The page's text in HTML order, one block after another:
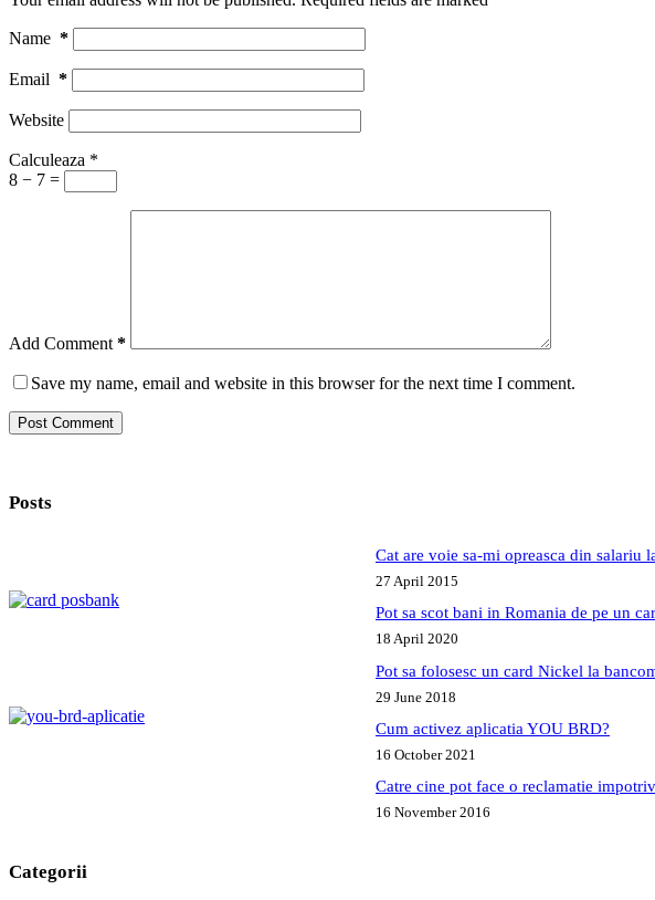
Name *
Email *
Website
Calculeaza *
8 − 7 =
Add Comment *
Save my name, email and website in this browser for the next time I comment.
Post Comment
Posts
Cat are voie sa-mi opreasca din salariu
27 April 2015
Pot sa scot bani in Romania de pe un
18 April 2020
Pot sa folosesc un card Nickel la
29 June 2018
Cum activez aplicatia YOU BRD?
16 October 2021
Catre cine pot face o reclamatie
16 November 2016
Categorii